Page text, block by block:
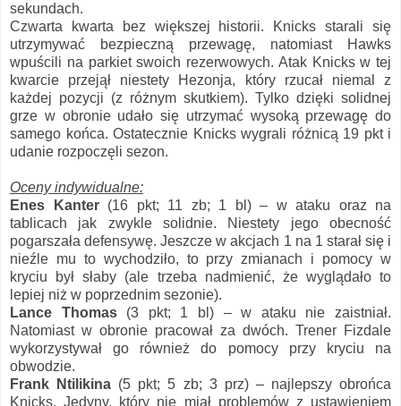
sekundach.
Czwarta kwarta bez większej historii. Knicks starali się
utrzymywać bezpieczną przewagę, natomiast Hawks
wpuścili na parkiet swoich rezerwowych. Atak Knicks w tej
kwarcie przejął niestety Hezonja, który rzucał niemal z
każdej pozycji (z różnym skutkiem). Tylko dzięki solidnej
grze w obronie udało się utrzymać wysoką przewagę do
samego końca. Ostatecznie Knicks wygrali różnicą 19 pkt i
udanie rozpoczęli sezon.
Oceny indywidualne:
Enes Kanter(16 pkt; 11 zb; 1 bl) – w ataku oraz na
tablicach jak zwykle solidnie. Niestety jego obecność
pogarszała defensywę. Jeszcze w akcjach 1 na 1 starał się i
nieźle mu to wychodziło, to przy zmianach i pomocy w
kryciu był słaby (ale trzeba nadmienić, że wyglądało to
lepiej niż w poprzednim sezonie).
Lance Thomas(3 pkt; 1 bl) – w ataku nie zaistniał.
Natomiast w obronie pracował za dwóch. Trener Fizdale
wykorzystywał go również do pomocy przy kryciu na
obwodzie.
Frank Ntilikina (5 pkt; 5 zb; 3 prz) – najlepszy obrońca
Knicks. Jedyny, który nie miał problemów z ustawieniem